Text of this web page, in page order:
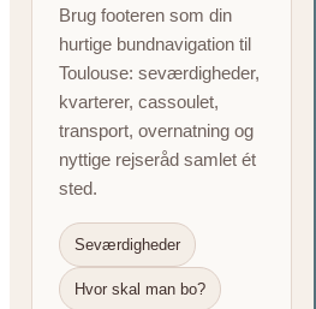
Brug footeren som din
hurtige bundnavigation til
Toulouse: seværdigheder,
kvarterer, cassoulet,
transport, overnatning og
nyttige rejseråd samlet ét
sted.
Seværdigheder
Hvor skal man bo?